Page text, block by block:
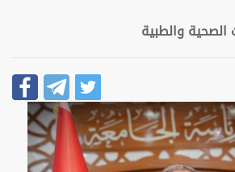
الصحية والطبية